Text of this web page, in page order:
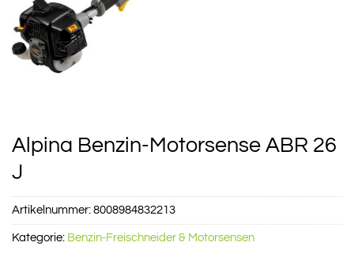
Alpina Benzin-Motorsense ABR 26
J
Artikelnummer: 8008984832213
Kategorie: Benzin-Freischneider & Motorsensen